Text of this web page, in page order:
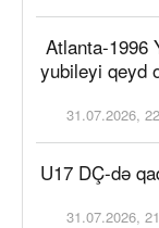
Atlanta-1996
yubileyi qeyd
31.07.2026,
U17 DÇ-də
31.07.2026,